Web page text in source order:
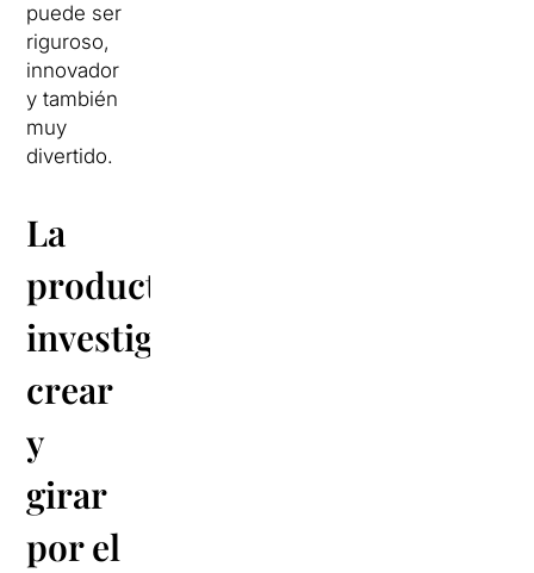
puede ser
riguroso,
innovador
y también
muy
divertido.
La
productora:
investigar,
crear
y
girar
por el